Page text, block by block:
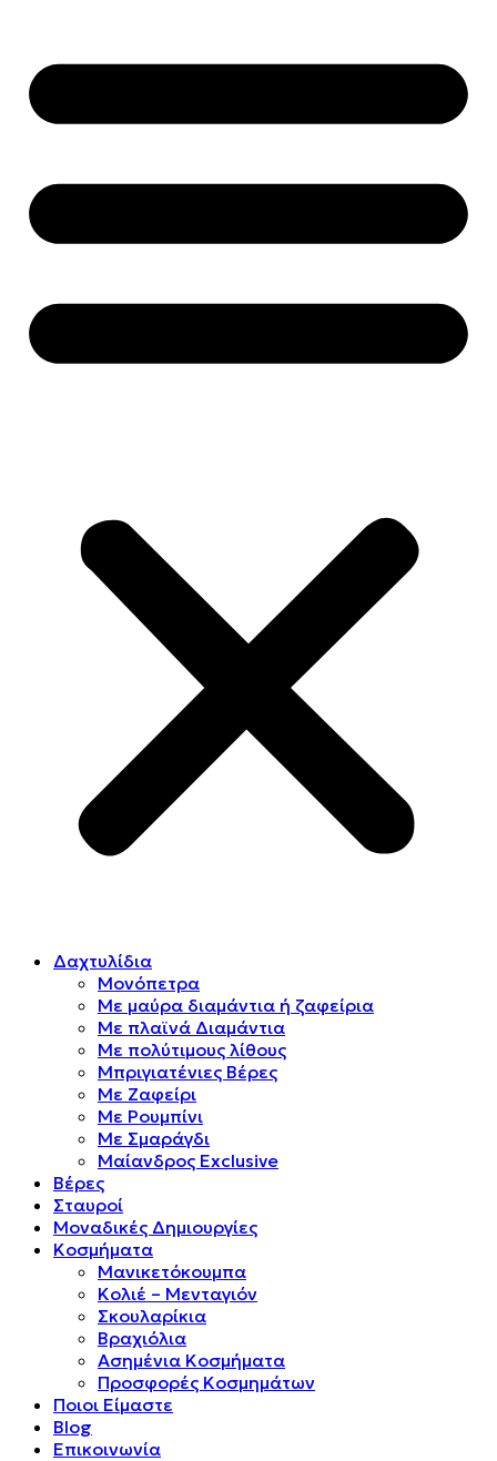
Δαχτυλίδια
Μονόπετρα
Mε μαύρα διαμάντια ή ζαφείρια
Mε πλαϊνά Διαμάντια
Mε πολύτιμους λίθους
Μπριγιατένιες Βέρες
Με Ζαφείρι
Με Ρουμπίνι
Με Σμαράγδι
Μαίανδρος Exclusive
Βέρες
Σταυροί
Μοναδικές Δημιουργίες
Κοσμήματα
Μανικετόκουμπα
Κολιέ – Μενταγιόν
Σκουλαρίκια
Βραχιόλια
Ασημένια Κοσμήματα
Προσφορές Κοσμημάτων
Ποιοι Είμαστε
Blog
Επικοινωνία